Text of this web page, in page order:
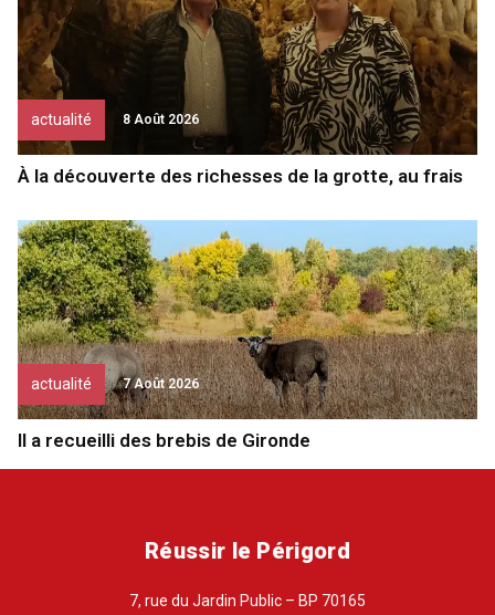
actualité 8 Août 2026
À la découverte des richesses de la grotte, au frais
actualité 7 Août 2026
Il a recueilli des brebis de Gironde
Réussir le Périgord
7, rue du Jardin Public – BP 70165